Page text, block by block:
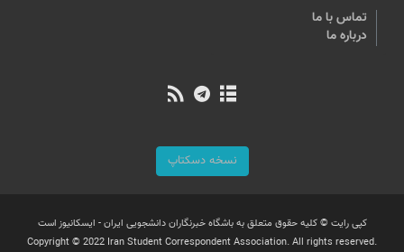
تماس با ما
درباره ما
نسخه دسکتاپ
کپی رایت © کلیه حقوق متعلق به باشگاه خبرنگاران دانشجویی ایران - ایسکانیوز است
Copyright © 2022 Iran Student Correspondent Association. All rights reserved.